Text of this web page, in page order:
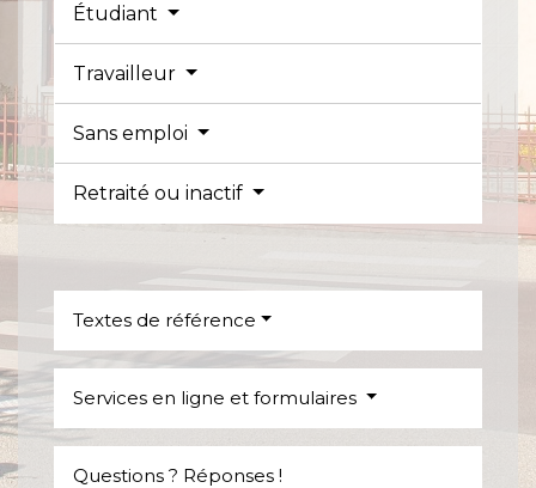
Étudiant
Travailleur
Sans emploi
Retraité ou inactif
Textes de référence
Services en ligne et formulaires
Questions ? Réponses !